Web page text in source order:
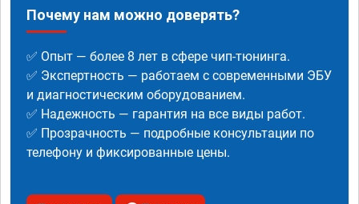
Почему нам можно доверять?
✅ Опыт — более 8 лет в сфере чип-тюнинга.
✅ Экспертность — работаем с современными ЭБУ
и диагностическим оборудованием.
✅ Надежность — гарантия на все виды работ.
✅ Прозрачность — подробные консультации по
телефону и фиксированные цены.